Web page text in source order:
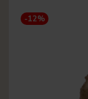
-12%